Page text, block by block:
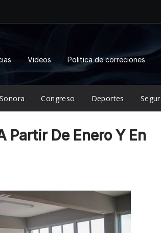
Videos Politica de correciones
Sonora Congreso Deportes
Partir De Enero Y En